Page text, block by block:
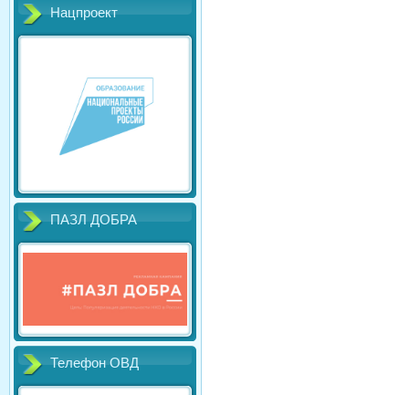
Нацпроект
ПАЗЛ ДОБРА
Телефон ОВД